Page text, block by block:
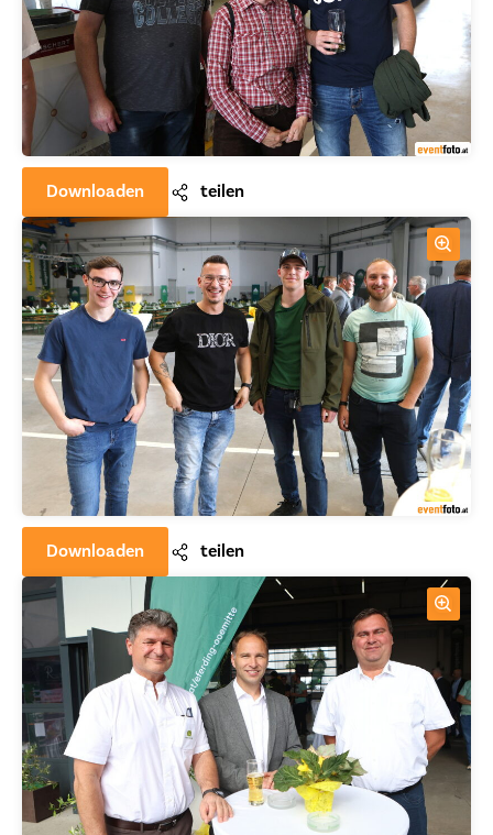
Downloaden teilen
Downloaden teilen